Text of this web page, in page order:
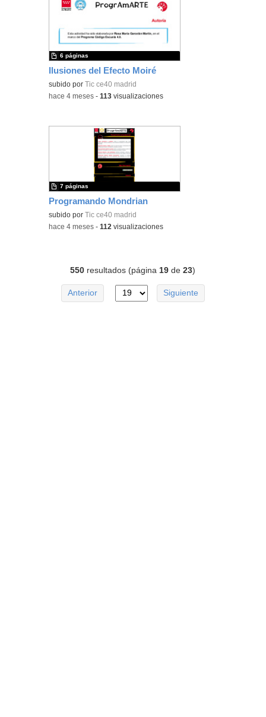
Ilusiones del Efecto Moiré
subido por Tic ce40 madrid
6 páginas
-hace 4 meses -113 visualizaciones
Programando Mondrian
subido por Tic ce40 madrid
7 páginas
-hace 4 meses -112 visualizaciones
550 resultados (página 19 de23)
Anterior Siguiente